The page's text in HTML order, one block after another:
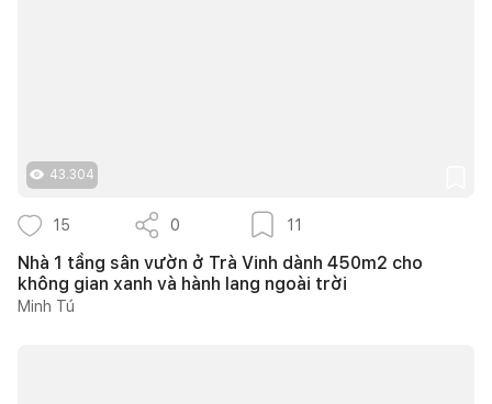
43.304
15 0 11
Nhà 1 tầng sân vườn ở Trà Vinh dành 450m2 cho
không gian xanh và hành lang ngoài trời
Minh Tú